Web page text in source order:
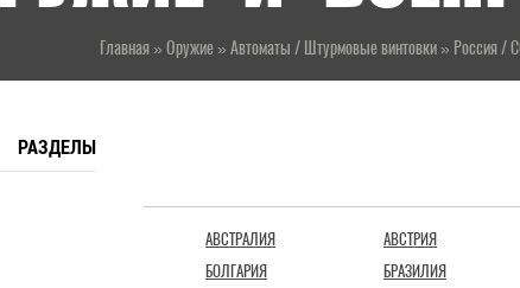
Главная » Оружие » Автоматы / Штурмовые винтовки » Россия /
РАЗДЕЛЫ
АВСТРАЛИЯ АВСТРИЯ
БОЛГАРИЯ
БРАЗИЛИЯ